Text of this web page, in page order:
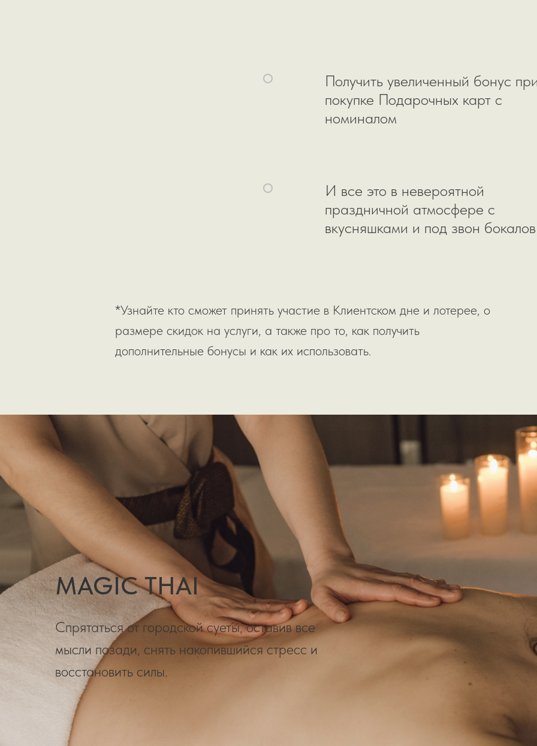
Получить увеличенный бонус
покупке Подарочных карт с
номиналом
И все это в невероятной
праздничной атмосфере с
вкусняшками и под звон бокалов
*Узнайте кто сможет принять участие в Клиентском дне и лотерее, о
размере скидок на услуги, а также про то, как получить
дополнительные бонусы и как их использовать.
MAGIC THAI
Спрятаться от городской суеты, оставив все
мысли позади, снять накопившийся стресс и
восстановить силы.